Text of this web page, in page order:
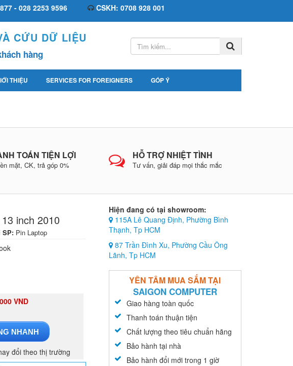
- 028 2253 9596 CSKH: 0708 928 001
CỨU DỮ LIỆU
hàng
THIỆU SERVICES FOR FOREIGNERS GÓP Ý
TOÁN TIỆN LỢI
mặt, CK, trả góp 0%
HỖ TRỢ NHIỆT TÌNH
Tư vấn, giải đáp mọi thắc mắc
inch 2010
SP: Pin Laptop
VND
NHANH
đổi theo thị trường
Hiện đang có tại showroom:
115A Lê Quang Định, Phường Bình
Thạnh, Tp HCM
87 Trần Đình Xu, Phường Cầu Ông
Lãnh, Tp HCM
YÊN TÂM MUA SẮM TẠI
SAIGON COMPUTER
Giao hàng toàn quốc
Thanh toán thuận tiện
Chất lượng theo tiêu chuẩn hãng
Bảo hành tại nhà
Bảo hành đổi mới trong 1 giờ